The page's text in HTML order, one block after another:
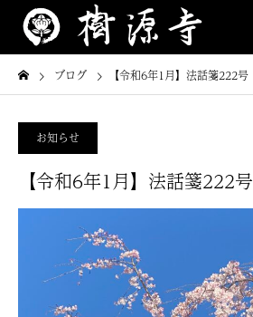
ブログ 【令和6年1月】法話箋222号
お知らせ
【令和6年1月】法話箋222号